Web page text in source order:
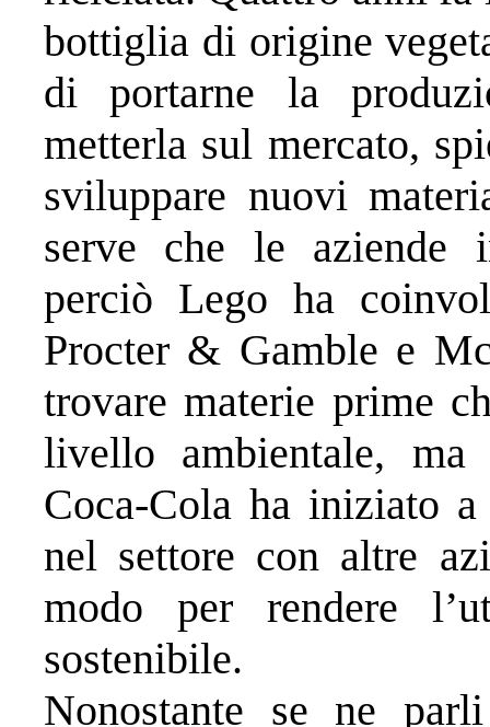
bottiglia di origine
di portarne la
metterla sul mercato,
sviluppare nuovi
serve che le aziende
perciò Lego ha
Procter & Gamble e
trovare materie prime
livello ambientale, ma
Coca-Cola ha iniziato
nel settore con altre
modo per rendere
sostenibile.
Nonostante se ne